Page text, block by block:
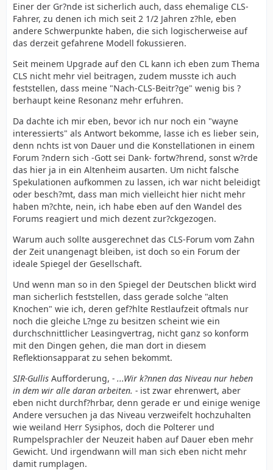
Einer der Gr?nde ist sicherlich auch, dass ehemalige CLS-
Fahrer, zu denen ich mich seit 2 1/2 Jahren z?hle, eben
andere Schwerpunkte haben, die sich logischerweise auf
das derzeit gefahrene Modell fokussieren.
Seit meinem Upgrade auf den CL kann ich eben zum Thema
CLS nicht mehr viel beitragen, zudem musste ich auch
feststellen, dass meine "Nach-CLS-Beitr?ge" wenig bis ?
berhaupt keine Resonanz mehr erfuhren.
Da dachte ich mir eben, bevor ich nur noch ein "wayne
interessierts" als Antwort bekomme, lasse ich es lieber sein,
denn nchts ist von Dauer und die Konstellationen in einem
Forum ?ndern sich -Gott sei Dank- fortw?hrend, sonst w?rde
das hier ja in ein Altenheim ausarten. Um nicht falsche
Spekulationen aufkommen zu lassen, ich war nicht beleidigt
oder besch?mt, dass man mich vielleicht hier nicht mehr
haben m?chte, nein, ich habe eben auf den Wandel des
Forums reagiert und mich dezent zur?ckgezogen.
Warum auch sollte ausgerechnet das CLS-Forum vom Zahn
der Zeit unangenagt bleiben, ist doch so ein Forum der
ideale Spiegel der Gesellschaft.
Und wenn man so in den Spiegel der Deutschen blickt wird
man sicherlich feststellen, dass gerade solche "alten
Knochen" wie ich, deren gef?hlte Restlaufzeit oftmals nur
noch die gleiche L?nge zu besitzen scheint wie ein
durchschnittlicher Leasingvertrag, nicht ganz so konform
mit den Dingen gehen, die man dort in diesem
Reflektionsapparat zu sehen bekommt.
SIR-Gullis Aufforderung, - ...Wir k?nnen das Niveau nur heben
in dem wir alle daran arbeiten. - ist zwar ehrenwert, aber
eben nicht durchf?hrbar, denn gerade er und einige wenige
Andere versuchen ja das Niveau verzweifelt hochzuhalten
wie weiland Herr Sysiphos, doch die Polterer und
Rumpelsprachler der Neuzeit haben auf Dauer eben mehr
Gewicht. Und irgendwann will man sich eben nicht mehr
damit rumplagen.